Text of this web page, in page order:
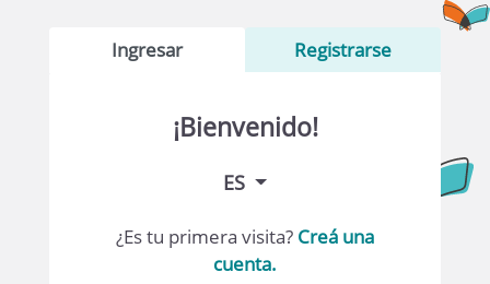
Ingresar Registrarse
¡Bienvenido!
ES
¿Es tu primera visita? Creá una
cuenta.